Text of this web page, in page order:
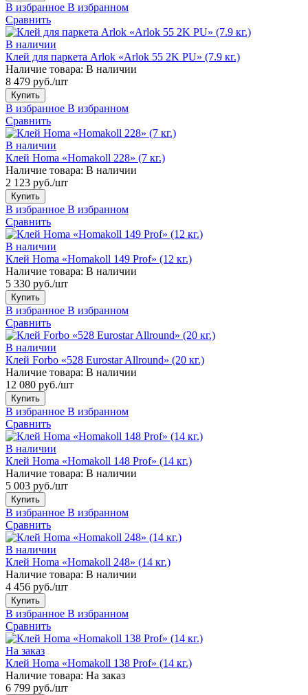
В избранное В избранном
Сравнить
В наличии
Клей для паркета Arlok «Arlok 55 2K PU» (7.9 кг.)
Наличие товара: В наличии
8 479 руб./шт
Купить
В избранное В избранном
Сравнить
В наличии
Клей Homa «Homakoll 228» (7 кг.)
Наличие товара: В наличии
2 123 руб./шт
Купить
В избранное В избранном
Сравнить
В наличии
Клей Homa «Homakoll 149 Prof» (12 кг.)
Наличие товара: В наличии
5 330 руб./шт
Купить
В избранное В избранном
Сравнить
В наличии
Клей Forbo «528 Eurostar Allround» (20 кг.)
Наличие товара: В наличии
12 080 руб./шт
Купить
В избранное В избранном
Сравнить
В наличии
Клей Homa «Homakoll 148 Prof» (14 кг.)
Наличие товара: В наличии
5 003 руб./шт
Купить
В избранное В избранном
Сравнить
В наличии
Клей Homa «Homakoll 248» (14 кг.)
Наличие товара: В наличии
4 456 руб./шт
Купить
В избранное В избранном
Сравнить
На заказ
Клей Homa «Homakoll 138 Prof» (14 кг.)
Наличие товара: На заказ
6 799 руб./шт